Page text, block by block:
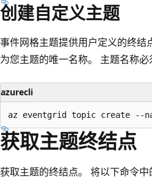
创建自定义主题
事件网格主题提供用户定义的终
为您主题的唯一名称。 主题名称必
azurecli
获取主题终结点
获取主题的终结点。 将以下命令中